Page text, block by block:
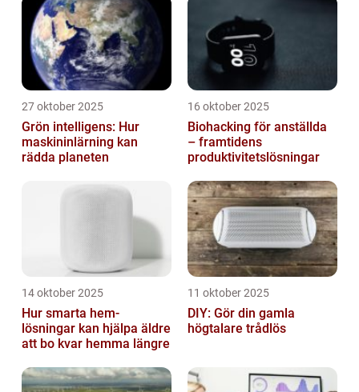
27 oktober 2025
Grön intelligens: Hur
maskininlärning kan
rädda planeten
16 oktober 2025
Biohacking för anställda
– framtidens
produktivitetslösningar
14 oktober 2025
Hur smarta hem-
lösningar kan hjälpa äldre
att bo kvar hemma längre
11 oktober 2025
DIY: Gör din gamla
högtalare trådlös